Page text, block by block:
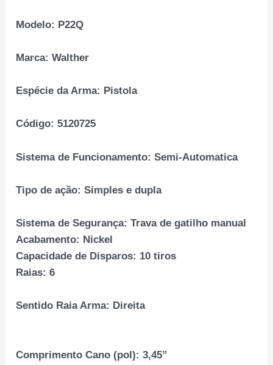
Modelo: P22Q
Marca: Walther
Espécie da Arma: Pistola
Código:5120725
Sistema de Funcionamento:Semi-Automatica
Tipo de ação: Simples e dupla
Sistema de Segurança:Trava de gatilho manual
Acabamento: Nickel
Capacidade de Disparos: 10 tiros
Raias: 6
Sentido Raia Arma: Direita
Comprimento Cano (pol): 3,45”